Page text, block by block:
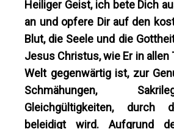
Heiliger Geist, ich bete Dich
an und opfere Dir auf den
Blut, die Seele und die
Jesus Christus, wie Er in allen
Welt gegenwärtig ist, zur
Schmähungen,
Gleichgültigkeiten,
beleidigt wird. Aufgrund